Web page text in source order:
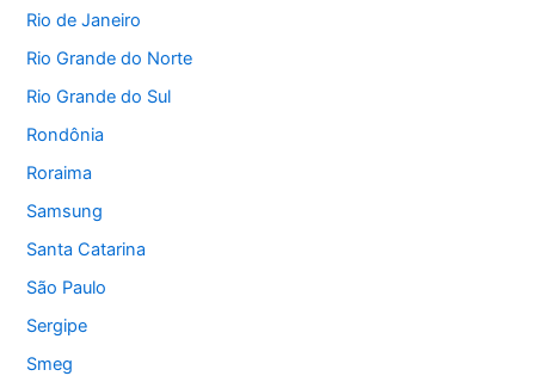
Rio de Janeiro
Rio Grande do Norte
Rio Grande do Sul
Rondônia
Roraima
Samsung
Santa Catarina
São Paulo
Sergipe
Smeg